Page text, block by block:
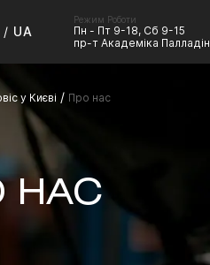
UA
Режим Роботи
Пн - Пт 9-18, Сб 9-15
пр-т Академіка
у Києві / Про нас
НАС